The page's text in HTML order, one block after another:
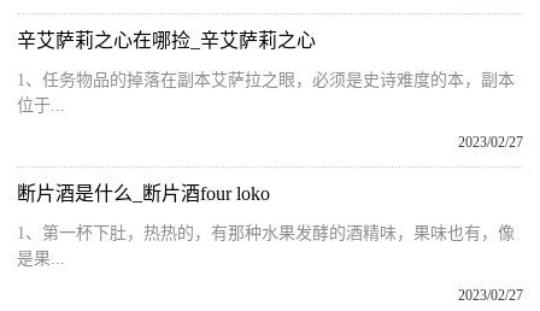
辛艾萨莉之心在哪捡_辛艾萨莉之心
1、任务物品的掉落在副本艾萨拉之眼，必须是史诗难度的本，副本
位于...
2023/02/27
断片酒是什么_断片酒four loko
1、第一杯下肚，热热的，有那种水果发酵的酒精味，果味也有，像
是果...
2023/02/27